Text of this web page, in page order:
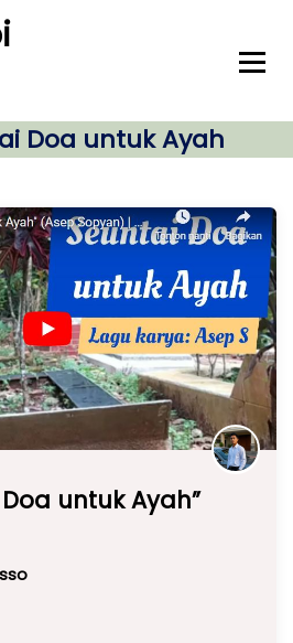
Doa untuk Ayah
untuk Ayah”